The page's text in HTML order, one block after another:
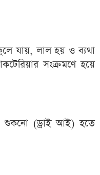
যায়, লাল হয় ও ব্যথা
সংক্রমণে হয়ে
শুকনো (ড্রাই আই) হতে